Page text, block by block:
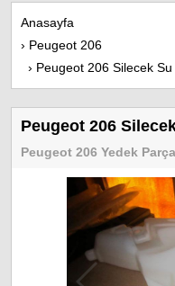
Anasayfa
› Peugeot 206
› Peugeot 206 Silecek Su
Peugeot 206
Peugeot 206 Yedek Parça